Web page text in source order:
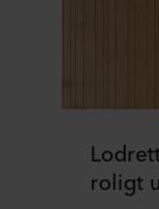
roligt